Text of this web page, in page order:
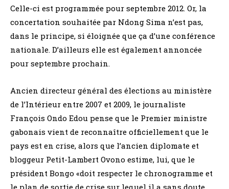
Celle-ci est programmée pour septembre 2012. Or, la
concertation souhaitée par Ndong Sima n’est pas,
dans le principe, si éloignée que ça d’une conférence
nationale. D’ailleurs elle est également annoncée
pour septembre prochain.
Ancien directeur général des élections au ministère
de l’Intérieur entre 2007 et 2009, le journaliste
François Ondo Edou pense que le Premier ministre
gabonais vient de reconnaître officiellement que le
pays est en crise, alors que l’ancien diplomate et
bloggeur Petit-Lambert Ovono estime, lui, que le
président Bongo «doit respecter le chronogramme et
le plan de sortie de crise sur lequel il a sans doute